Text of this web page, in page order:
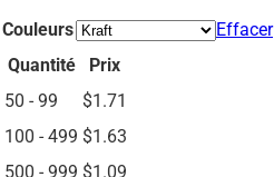
Couleurs
Effacer
Quantité
Prix
50 - 99
$1.71
100 - 499 $1.63
500 - 999 $1.09